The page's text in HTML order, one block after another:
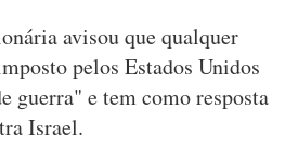
avisou que qualquer
pelos Estados Unidos
guerra" e tem como resposta
Israel.